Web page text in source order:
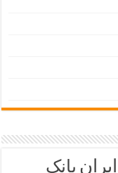
ایران بانک